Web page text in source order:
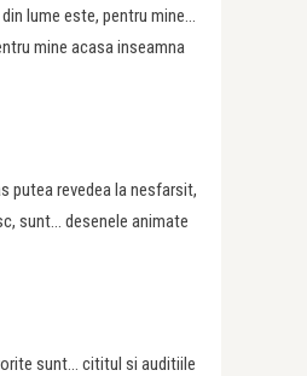
lume este, pentru mine…
mine acasa inseamna
putea revedea la nesfarsit,
sunt… desenele animate
sunt… cititul si auditiile